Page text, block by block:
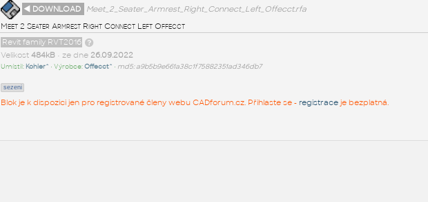
◄ DOWNLOAD
Meet_2_Seater_Armrest_Right_Connect_Left_Offecct.rfa
Meet 2 Seater Armrest Right Connect Left Offecct
Revit family RVT2016
Velikost 484kB• ze dne 26.09.2022
Umístil: Kohler^ • Výrobce:Offecct^ • md5: a9b5b9e661a38c1f75882351ad346db7
sezeni
Blok je k dispozici jen pro registrované členy webu CADforum.cz. Přihlaste se - registraceje bezplatná.